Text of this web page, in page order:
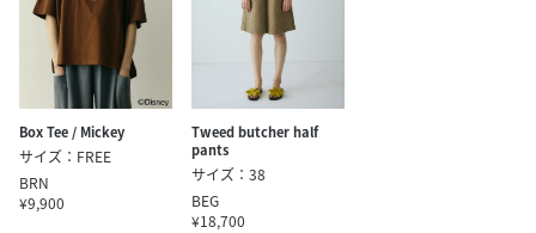
Box Tee / Mickey
サイズ：FREE
BRN
¥9,900
Tweed butcher half
pants
サイズ：38
BEG
¥18,700